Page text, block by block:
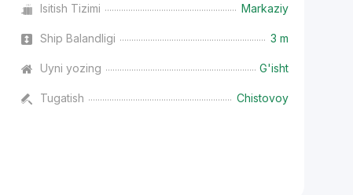
Isitish Tizimi Markaziy
Ship Balandligi 3 m
Uyni yozing G'isht
Tugatish Chistovoy